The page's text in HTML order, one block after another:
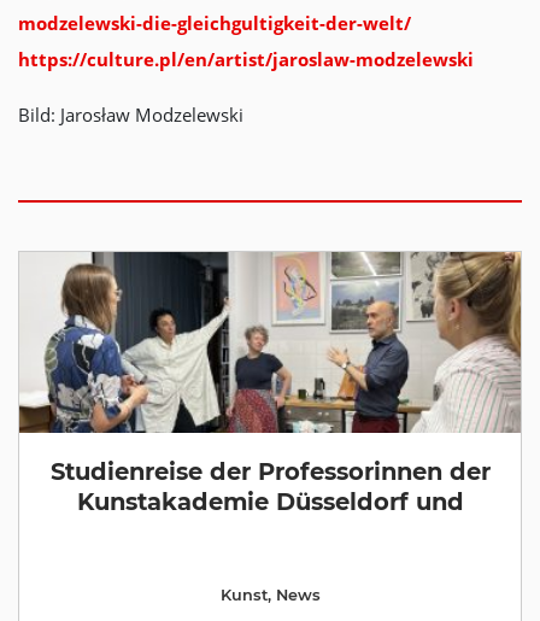
modzelewski-die-gleichgultigkeit-der-welt/
https://culture.pl/en/artist/jaroslaw-modzelewski
Bild: Jarosław Modzelewski
Studienreise der Professorinnen der
Kunstakademie Düsseldorf und
Kunst, News